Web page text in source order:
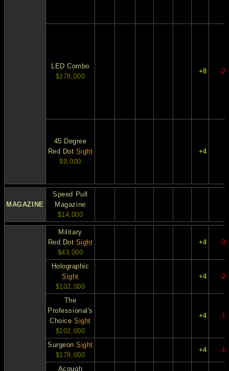
LED Combo
$178,000
+8 -2
45 Degree
Red Dot Sight
$9,000
+4
MAGAZINE
Speed Pull
Magazine
$14,000
Military
Red Dot Sight
$43,000
+4 -3
Holographic
Sight
$102,000
+4 -2
The
Professional's
ChoiceSight
$102,000
+4 -1
SurgeonSight
$178,000
+4 -1
Acough